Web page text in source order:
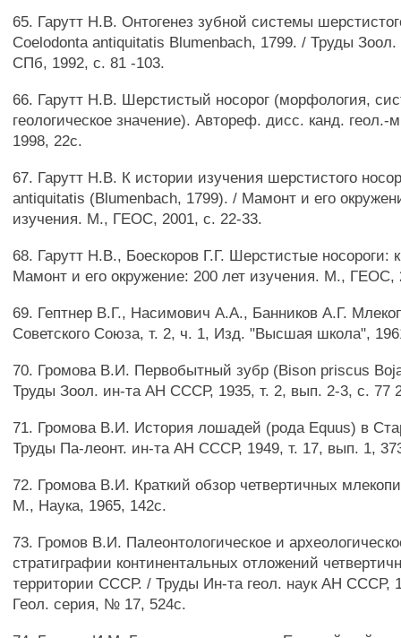
65. Гарутт Н.В. Онтогенез зубной системы
Coelodonta antiquitatis Blumenbach, 1799. / Труды
СПб, 1992, с. 81 -103.
66. Гарутт Н.В. Шерстистый носорог (морфология,
геологическое значение). Автореф. дисс. канд.
1998, 22с.
67. Гарутт Н.В. К истории изучения шерстистого
antiquitatis (Blumenbach, 1799). / Мамонт и его
изучения. М., ГЕОС, 2001, с. 22-33.
68. Гарутт Н.В., Боескоров Г.Г. Шерстистые носороги:
Мамонт и его окружение: 200 лет изучения. М., ГЕОС,
69. Гептнер В.Г., Насимович А.А., Банников А.Г.
Советского Союза, т. 2, ч. 1, Изд. "Высшая школа",
70. Громова В.И. Первобытный зубр (Bison priscus
Труды Зоол. ин-та АН СССР, 1935, т. 2, вып. 2-3, с. 77
71. Громова В.И. История лошадей (рода Equus) в
Труды Па-леонт. ин-та АН СССР, 1949, т. 17, вып. 1,
72. Громова В.И. Краткий обзор четвертичных
М., Наука, 1965, 142с.
73. Громов В.И. Палеонтологическое и
стратиграфии континентальных отложений
территории СССР. / Труды Ин-та геол. наук АН СССР,
Геол. серия, № 17, 524с.